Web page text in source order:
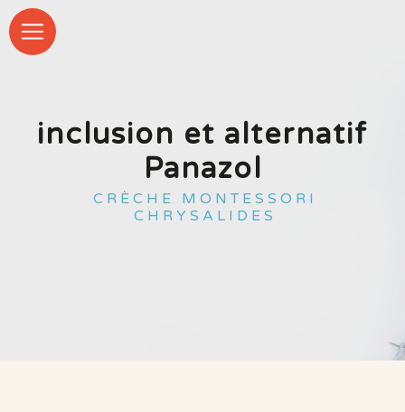
inclusion et alternatif
Panazol
CRÈCHE MONTESSORI
CHRYSALIDES
Panneau de gestion des cookies